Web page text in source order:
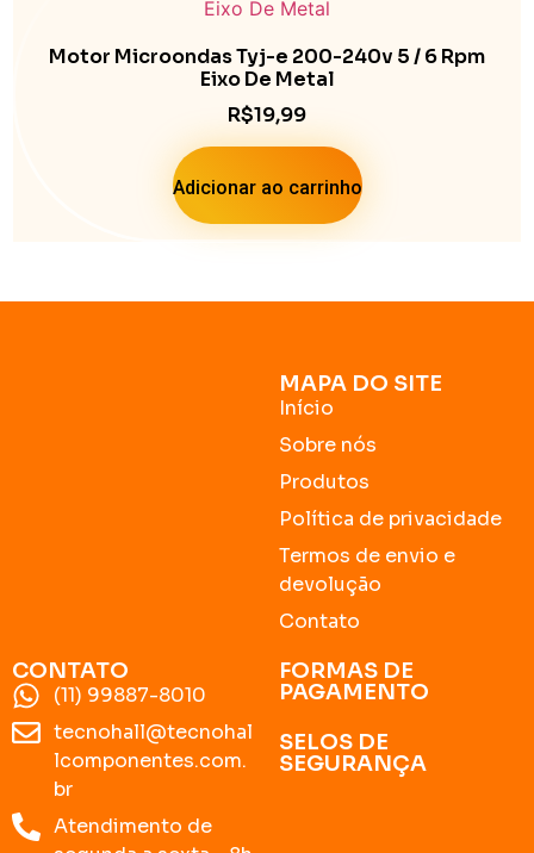
Motor Microondas Tyj-e 200-240v 5 / 6 Rpm
Eixo De Metal
R$19,99
Adicionar ao carrinho
MAPA DO SITE
Início
Sobre nós
Produtos
Política de privacidade
Termos de envio e
devolução
Contato
CONTATO
(11) 99887-8010
tecnohall@tecnohal
lcomponentes.com.
br
Atendimento de
FORMAS DE
PAGAMENTO
SELOS DE
SEGURANÇA